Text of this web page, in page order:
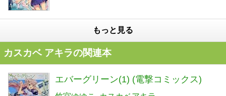
もっと見る
カスカベ アキラの関連本
エバーグリーン(1) (電撃コミックス)